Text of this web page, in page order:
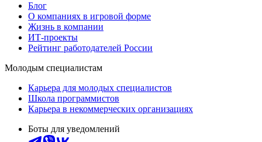
Блог
О компаниях в игровой форме
Жизнь в компании
ИТ-проекты
Рейтинг работодателей России
Молодым специалистам
Карьера для молодых специалистов
Школа программистов
Карьера в некоммерческих организациях
Боты для уведомлений